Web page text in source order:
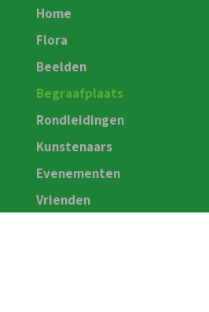
Home
Flora
Beelden
Begraafplaats
Rondleidingen
Kunstenaars
Evenementen
Vrienden